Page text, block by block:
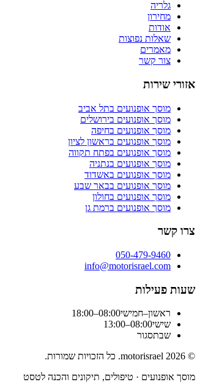
גלריה
מחירון
אודות
שאלות נפוצות
מאמרים
צור קשר
אזורי שירות
מוסך אופנועים בתל אביב
מוסך אופנועים בירושלים
מוסך אופנועים בחיפה
מוסך אופנועים בראשון לציון
מוסך אופנועים בפתח תקווה
מוסך אופנועים בנתניה
מוסך אופנועים באשדוד
מוסך אופנועים בבאר שבע
מוסך אופנועים בחולון
מוסך אופנועים ברמת גן
צרו קשר
050-479-9460
info@motorisrael.com
שעות פעילות
ראשון–חמישי08:00–18:00
שישי08:00–13:00
שבתסגור
©
2026
motorisrael. כל הזכויות שמורות.
מוסך אופנועים · טיפולים, תיקונים והכנה לטסט